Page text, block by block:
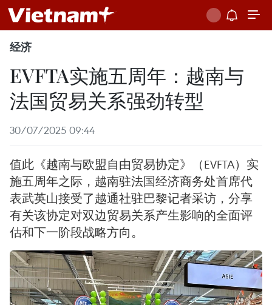
经济
EVFTA实施五周年：越南与
法国贸易关系强劲转型
30/07/2025 09:44
值此《越南与欧盟自由贸易协定》（EVFTA）实
施五周年之际，越南驻法国经济商务处首席代
表武英山接受了越通社驻巴黎记者采访，分享
有关该协定对双边贸易关系产生影响的全面评
估和下一阶段战略方向。